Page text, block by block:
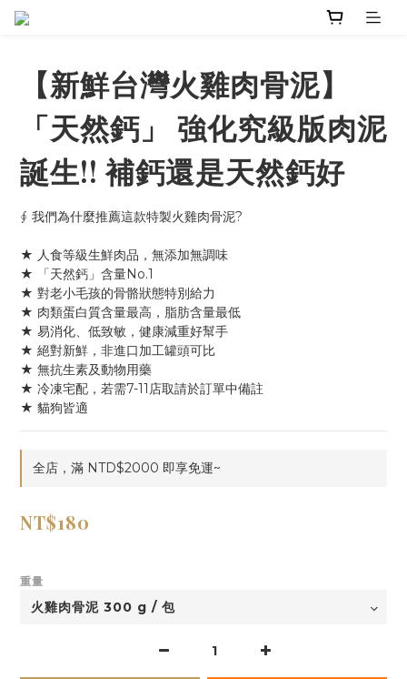
【新鮮台灣火雞肉骨泥】
「天然鈣」 強化究級版肉泥
誕生!! 補鈣還是天然鈣好
∮ 我們為什麼推薦這款特製火雞肉骨泥?
★ 人食等級生鮮肉品，無添加無調味
★ 「天然鈣」含量No.1
★ 對老小毛孩的骨骼狀態特別給力
★ 肉類蛋白質含量最高，脂肪含量最低
★ 易消化、低致敏，健康減重好幫手
★ 絕對新鮮，非進口加工罐頭可比
★ 無抗生素及動物用藥
★ 冷凍宅配，若需7-11店取請於訂單中備註
★ 貓狗皆適
全店，滿 NTD$2000 即享免運~
NT$180
重量